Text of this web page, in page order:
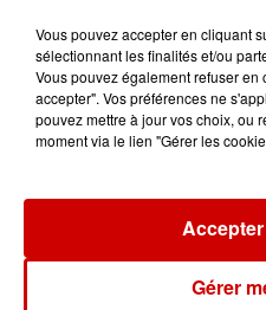
Le Duel -
en jet ski
Newsletter
Vous pouvez accepter en cliquant
sélectionnant les finalités et/ou
Vous pouvez également refuser
accepter". Vos préférences ne
pouvez mettre à jour vos choix, ou
moment via le lien "Gérer les
Gérer